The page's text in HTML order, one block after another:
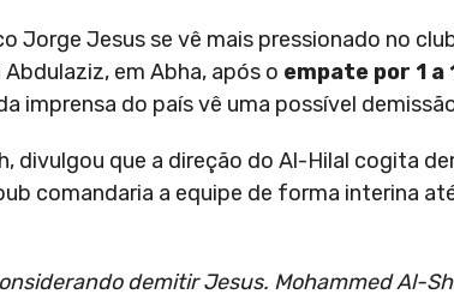
Jorge Jesus se vê mais pressionado no
em Abha, após o empate por 1 a
imprensa do país vê uma possível
divulgou que a direção do Al-Hilal cogita
comandaria a equipe de forma interina
demitir Jesus. Mohammed Al-